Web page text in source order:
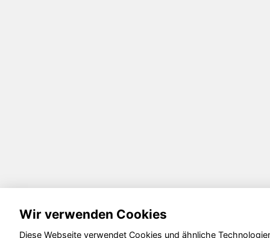
Wir verwenden Cookies
Diese Webseite verwendet Cookies und ähnliche